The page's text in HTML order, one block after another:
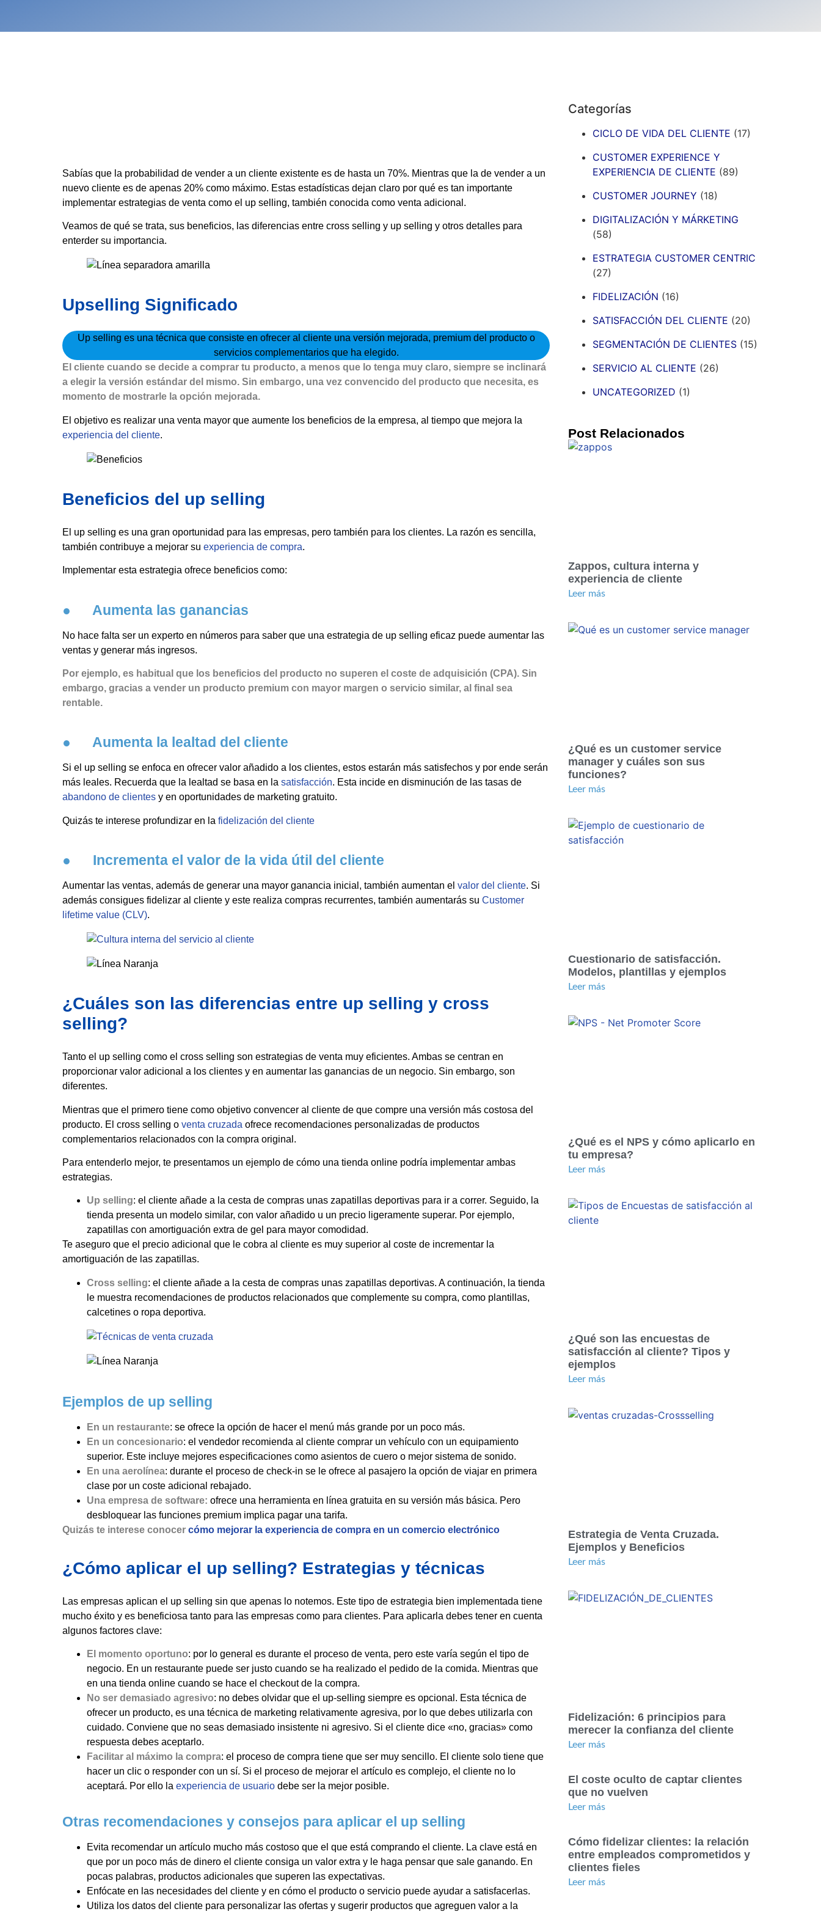
Sabías que la probabilidad de vender a un cliente existente es de hasta un 70%. Mientras que la de vender a un
nuevo cliente es de apenas 20% como máximo. Estas estadísticas dejan claro por qué es tan importante
implementar estrategias de venta como el up selling, también conocida como venta adicional.
Veamos de qué se trata, sus beneficios, las diferencias entre cross selling y up selling y otros detalles para
enterder su importancia.
Upselling Significado
Up selling es una técnica que consiste en ofrecer al cliente una versión mejorada, premium del producto o
servicios complementarios que ha elegido.
El cliente cuando se decide a comprar tu producto, a menos que lo tenga muy claro, siempre se inclinará
a elegir la versión estándar del mismo. Sin embargo, una vez convencido del producto que necesita, es
momento de mostrarle la opción mejorada.
El objetivo es realizar una venta mayor que aumente los beneficios de la empresa, al tiempo que mejora la
experiencia del cliente.
Beneficios del up selling
El up selling es una gran oportunidad para las empresas, pero también para los clientes. La razón es sencilla,
también contribuye a mejorar su experiencia de compra.
Implementar esta estrategia ofrece beneficios como:
● Aumenta las ganancias
No hace falta ser un experto en números para saber que una estrategia de up selling eficaz puede aumentar las
ventas y generar más ingresos.
Por ejemplo, es habitual que los beneficios del producto no superen el coste de adquisición (CPA). Sin
embargo, gracias a vender un producto premium con mayor margen o servicio similar, al final sea
rentable.
● Aumenta la lealtad del cliente
Si el up selling se enfoca en ofrecer valor añadido a los clientes, estos estarán más satisfechos y por ende serán
más leales. Recuerda que la lealtad se basa en la satisfacción. Esta incide en disminución de las tasas de
abandono de clientes y en oportunidades de marketing gratuito.
Quizás te interese profundizar en la fidelización del cliente
● Incrementa el valor de la vida útil del cliente
Aumentar las ventas, además de generar una mayor ganancia inicial, también aumentan el valor del cliente. Si
además consigues fidelizar al cliente y este realiza compras recurrentes, también aumentarás su Customer
lifetime value (CLV).
¿Cuáles son las diferencias entre up selling y cross
selling?
Tanto el up selling como el cross selling son estrategias de venta muy eficientes. Ambas se centran en
proporcionar valor adicional a los clientes y en aumentar las ganancias de un negocio. Sin embargo, son
diferentes.
Mientras que el primero tiene como objetivo convencer al cliente de que compre una versión más costosa del
producto. El cross selling o venta cruzada ofrece recomendaciones personalizadas de productos
complementarios relacionados con la compra original.
Para entenderlo mejor, te presentamos un ejemplo de cómo una tienda online podría implementar ambas
estrategias.
Up selling: el cliente añade a la cesta de compras unas zapatillas deportivas para ir a correr. Seguido, la
tienda presenta un modelo similar, con valor añadido u un precio ligeramente superar. Por ejemplo,
zapatillas con amortiguación extra de gel para mayor comodidad.
Te aseguro que el precio adicional que le cobra al cliente es muy superior al coste de incrementar la
amortiguación de las zapatillas.
Cross selling: el cliente añade a la cesta de compras unas zapatillas deportivas. A continuación, la tienda
le muestra recomendaciones de productos relacionados que complemente su compra, como plantillas,
calcetines o ropa deportiva.
Ejemplos de up selling
En un restaurante: se ofrece la opción de hacer el menú más grande por un poco más.
En un concesionario: el vendedor recomienda al cliente comprar un vehículo con un equipamiento
superior. Este incluye mejores especificaciones como asientos de cuero o mejor sistema de sonido.
En una aerolínea: durante el proceso de check-in se le ofrece al pasajero la opción de viajar en primera
clase por un coste adicional rebajado.
Una empresa de software: ofrece una herramienta en línea gratuita en su versión más básica. Pero
desbloquear las funciones premium implica pagar una tarifa.
Quizás te interese conocer cómo mejorar la experiencia de compra en un comercio electrónico
¿Cómo aplicar el up selling? Estrategias y técnicas
Las empresas aplican el up selling sin que apenas lo notemos. Este tipo de estrategia bien implementada tiene
mucho éxito y es beneficiosa tanto para las empresas como para clientes. Para aplicarla debes tener en cuenta
algunos factores clave:
El momento oportuno: por lo general es durante el proceso de venta, pero este varía según el tipo de
negocio. En un restaurante puede ser justo cuando se ha realizado el pedido de la comida. Mientras que
en una tienda online cuando se hace el checkout de la compra.
No ser demasiado agresivo: no debes olvidar que el up-selling siempre es opcional. Esta técnica de
ofrecer un producto, es una técnica de marketing relativamente agresiva, por lo que debes utilizarla con
cuidado. Conviene que no seas demasiado insistente ni agresivo. Si el cliente dice «no, gracias» como
respuesta debes aceptarlo.
Facilitar al máximo la compra: el proceso de compra tiene que ser muy sencillo. El cliente solo tiene que
hacer un clic o responder con un sí. Si el proceso de mejorar el artículo es complejo, el cliente no lo
aceptará. Por ello la experiencia de usuario debe ser la mejor posible.
Otras recomendaciones y consejos para aplicar el up selling
Evita recomendar un artículo mucho más costoso que el que está comprando el cliente. La clave está en
que por un poco más de dinero el cliente consiga un valor extra y le haga pensar que sale ganando. En
pocas palabras, productos adicionales que superen las expectativas.
Enfócate en las necesidades del cliente y en cómo el producto o servicio puede ayudar a satisfacerlas.
Utiliza los datos del cliente para personalizar las ofertas y sugerir productos que agreguen valor a la
Categorías
CICLO DE VIDA DEL CLIENTE (17)
CUSTOMER EXPERIENCE Y
EXPERIENCIA DE CLIENTE (89)
CUSTOMER JOURNEY (18)
DIGITALIZACIÓN Y MÁRKETING
(58)
ESTRATEGIA CUSTOMER CENTRIC
(27)
FIDELIZACIÓN (16)
SATISFACCIÓN DEL CLIENTE (20)
SEGMENTACIÓN DE CLIENTES (15)
SERVICIO AL CLIENTE (26)
UNCATEGORIZED (1)
Post Relacionados
Zappos, cultura interna y
experiencia de cliente
Leer más
¿Qué es un customer service
manager y cuáles son sus
funciones?
Leer más
Cuestionario de satisfacción.
Modelos, plantillas y ejemplos
Leer más
¿Qué es el NPS y cómo aplicarlo en
tu empresa?
Leer más
¿Qué son las encuestas de
satisfacción al cliente? Tipos y
ejemplos
Leer más
Estrategia de Venta Cruzada.
Ejemplos y Beneficios
Leer más
Fidelización: 6 principios para
merecer la confianza del cliente
Leer más
El coste oculto de captar clientes
que no vuelven
Leer más
Cómo fidelizar clientes: la relación
entre empleados comprometidos y
clientes fieles
Leer más